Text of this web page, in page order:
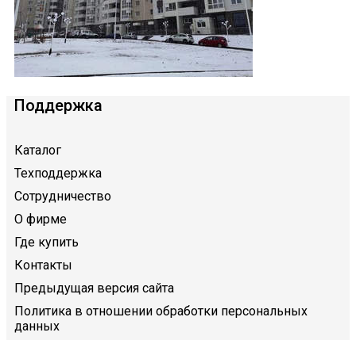
Поддержка
Каталог
Техподдержка
Сотрудничество
О фирме
Где купить
Контакты
Предыдущая версия сайта
Политика в отношении обработки персональных
данных